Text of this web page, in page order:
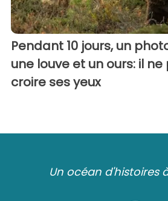
Pendant 10 jours, un
une louve et un ours: il
croire ses yeux
Un océan d'histoires